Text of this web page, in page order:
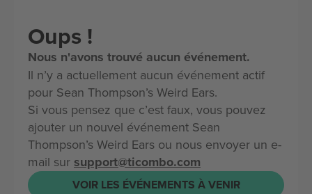
Oups !
Nous n'avons trouvé aucun événement.
Il n’y a actuellement aucun événement actif
pour Sean Thompson’s Weird Ears.
Si vous pensez que c’est faux, vous pouvez
ajouter un nouvel événement Sean
Thompson’s Weird Ears ou nous envoyer un e-
mail sur support@ticombo.com
VOIR LES ÉVÉNEMENTS À VENIR